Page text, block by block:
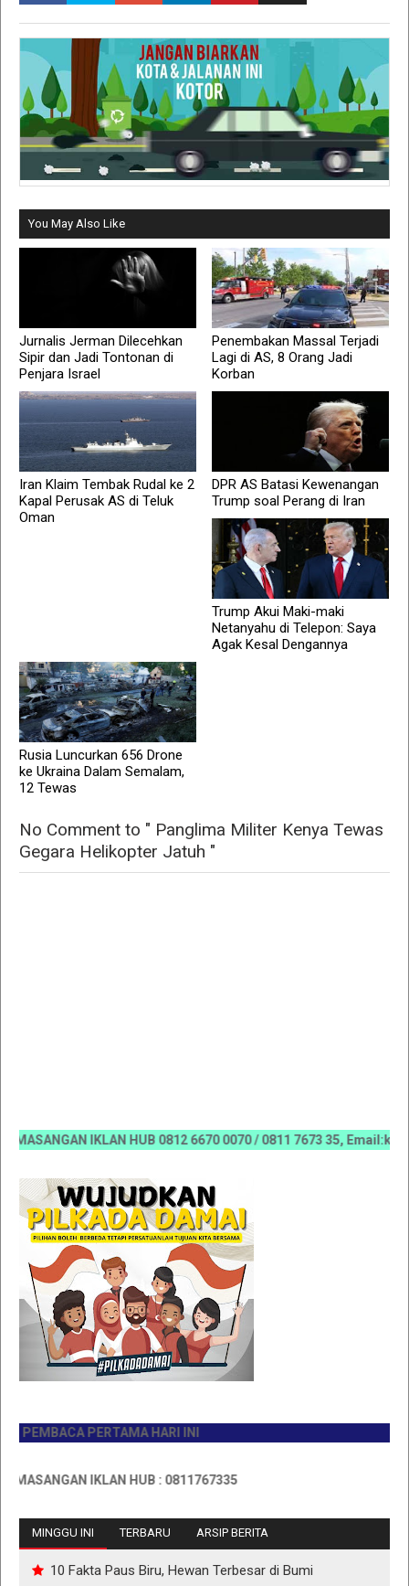
You May Also Like
Jurnalis Jerman Dilecehkan
Sipir dan Jadi Tontonan di
Penjara Israel
Penembakan Massal Terjadi
Lagi di AS, 8 Orang Jadi
Korban
Iran Klaim Tembak Rudal ke 2
Kapal Perusak AS di Teluk
Oman
DPR AS Batasi Kewenangan
Trump soal Perang di Iran
Trump Akui Maki-maki
Netanyahu di Telepon: Saya
Agak Kesal Dengannya
Rusia Luncurkan 656 Drone
ke Ukraina Dalam Semalam,
12 Tewas
No Comment to " Panglima Militer Kenya Tewas
Gegara Helikopter Jatuh "
IKLAN HUB 0812 6670 0070 / 0811 7673 35,
PERTAMA HARI INI
IKLAN HUB : 0811767335
MINGGU INI TERBARU ARSIP BERITA
10 Fakta Paus Biru, Hewan Terbesar di Bumi